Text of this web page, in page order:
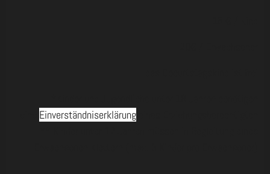
Einverständniserklärung